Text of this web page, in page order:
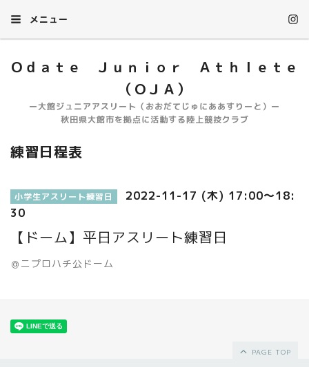
メニュー
Ｏｄａｔｅ Ｊｕｎｉｏｒ Ａｔｈｌｅｔｅ
（ＯＪＡ）
ー大館ジュニアアスリート（おおだてじゅにああすりーと）ー
秋田県大館市を拠点に活動する陸上競技クラブ
練習日程表
小学生アスリート練習日
2022-11-17 (木) 17:00～18:
30
【ドーム】平日アスリート練習日
＠ニプロハチ公ドーム
PAGE TOP